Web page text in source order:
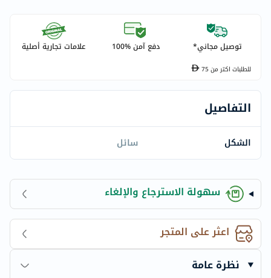
توصيل مجاني* دفع آمن %100 علامات تجارية أصلية
للطلبات اكتر من75
التفاصيل
الشكل سائل
سهولة الاسترجاع والإلغاء
اعثر على المتجر
نظرة عامة